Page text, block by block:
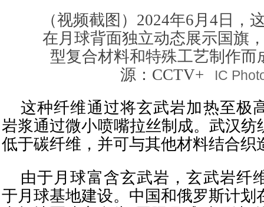
（视频截图）2024年6月4日，
在月球背面独立动态展示国旗
型复合材料和特殊工艺制作而
源：CCTV+
IC
这种纤维通过将玄武岩加热至极
岩浆通过微小喷嘴拉丝制成。武汉纺
低于碳纤维，并可与其他材料结合织
由于月球富含玄武岩，玄武岩纤
于月球基地建设。中国和俄罗斯计划